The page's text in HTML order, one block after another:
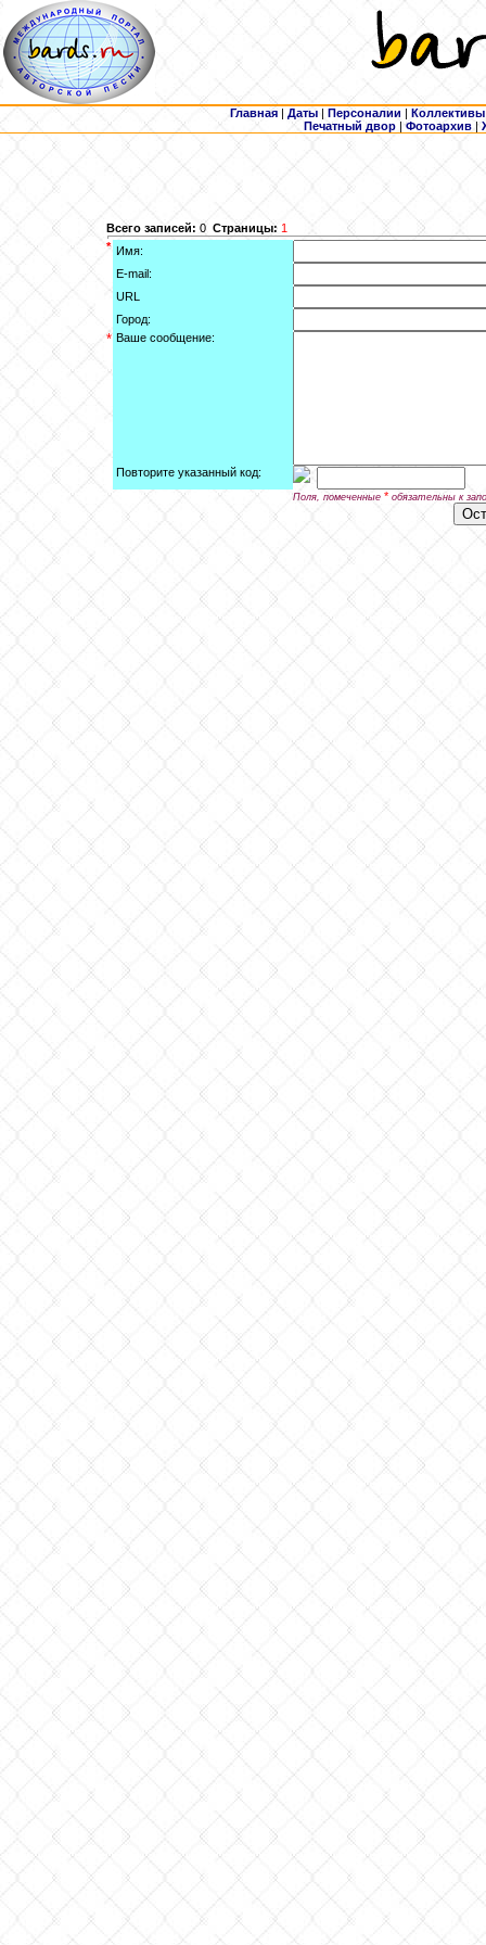
Главная | Даты | Персоналии | Коллективы
Печатный двор |Фотоархив |
Всего записей: 0 Страницы: 1
* Имя:
E-mail:
URL
Город:
* Ваше сообщение:
Повторите указанный код:
Поля, помеченные * обязательны к